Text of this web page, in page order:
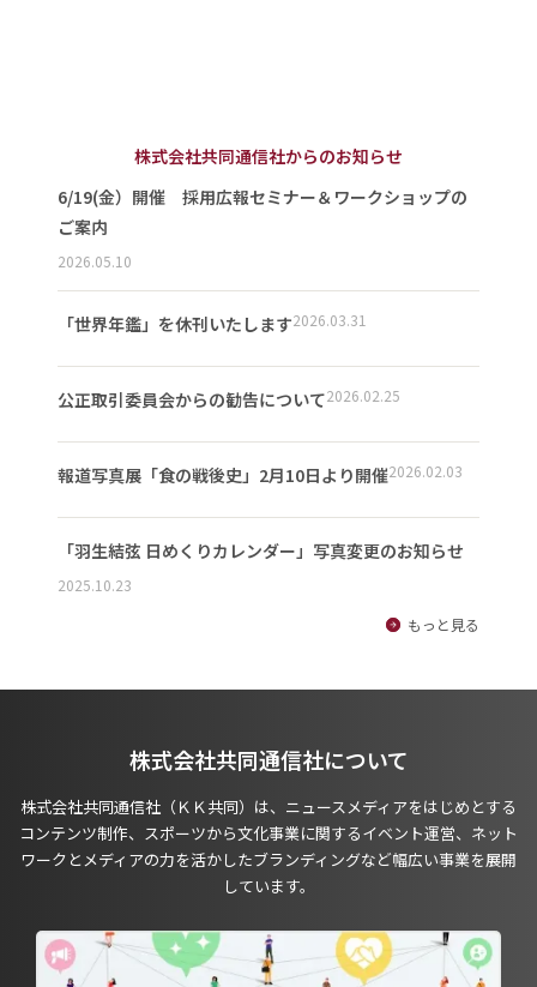
株式会社共同通信社からのお知らせ
6/19(金）開催 採用広報セミナー＆ワークショップの
ご案内
2026.05.10
「世界年鑑」を休刊いたします2026.03.31
公正取引委員会からの勧告について2026.02.25
報道写真展「食の戦後史」2月10日より開催2026.02.03
「羽生結弦 日めくりカレンダー」写真変更のお知らせ
2025.10.23
もっと見る
株式会社共同通信社について
株式会社共同通信社（ＫＫ共同）は、ニュースメディアをはじめとする
コンテンツ制作、スポーツから文化事業に関するイベント運営、ネット
ワークとメディアの力を活かしたブランディングなど幅広い事業を展開
しています。